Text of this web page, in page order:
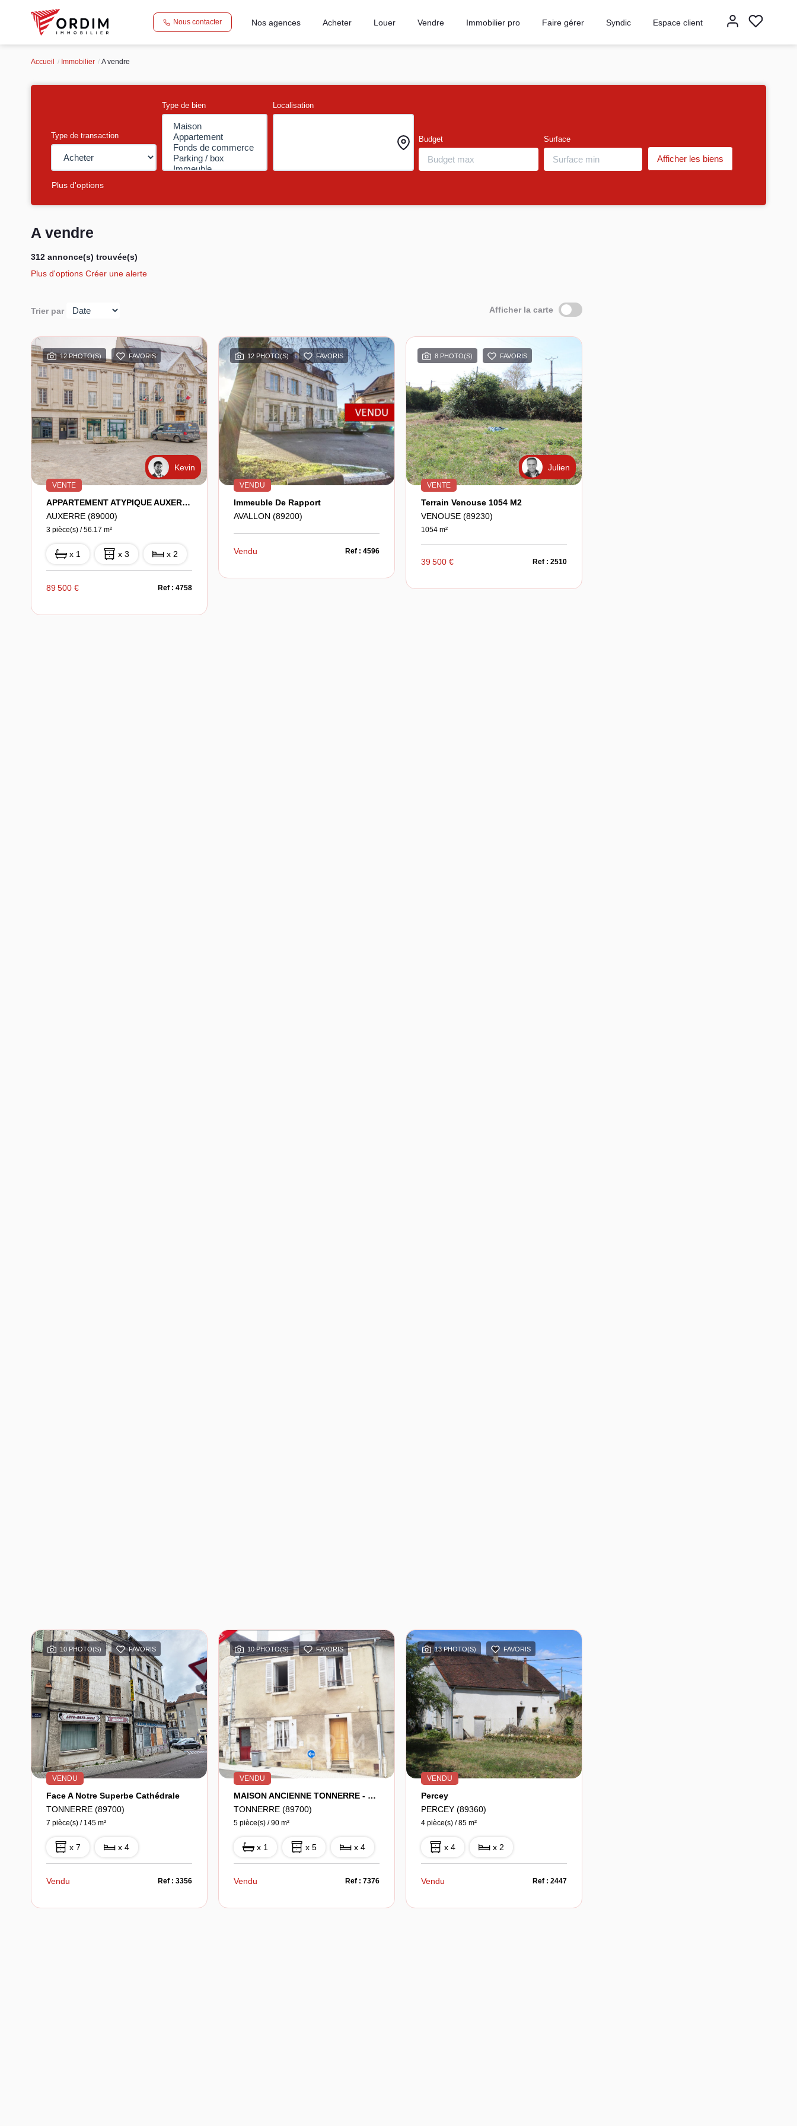
Nous contacter Nos agences Acheter Louer Vendre Immobilier pro Faire gérer Syndic Espace client
Accueil Immobilier A vendre
Type de transaction
Type de bien Localisation
Budget Surface
Plus d'options
A vendre
312 annonce(s) trouvée(s)
Plus d'options Créer une alerte
Trier par Afficher la carte
12 PHOTO(S) FAVORIS
Kevin
VENTE
APPARTEMENT ATYPIQUE AUXERRE - 3 Pièce(s) - 58 M2
AUXERRE (89000)
3 pièce(s) / 56.17 m²
x 1 x 3 x 2
89 500 € Ref : 4758
12 PHOTO(S) FAVORIS
VENDU
Immeuble De Rapport
AVALLON (89200)
Vendu Ref : 4596
8 PHOTO(S) FAVORIS
Julien
VENTE
Terrain Venouse 1054 M2
VENOUSE (89230)
1054 m²
39 500 € Ref : 2510
10 PHOTO(S) FAVORIS
VENDU
Face A Notre Superbe Cathédrale
TONNERRE (89700)
7 pièce(s) / 145 m²
x 7 x 4
Vendu Ref : 3356
10 PHOTO(S) FAVORIS
VENDU
MAISON ANCIENNE TONNERRE - 5 Pièce(s) - 90 M2
TONNERRE (89700)
5 pièce(s) / 90 m²
x 1 x 5 x 4
Vendu Ref : 7376
13 PHOTO(S) FAVORIS
VENDU
Percey
PERCEY (89360)
4 pièce(s) / 85 m²
x 4 x 2
Vendu Ref : 2447